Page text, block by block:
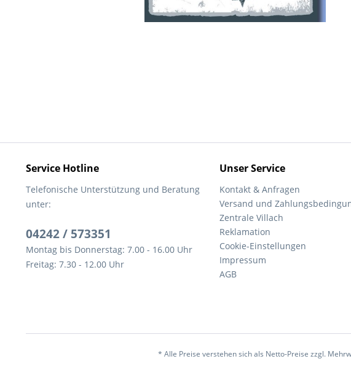
Service Hotline
Telefonische Unterstützung und Beratung
unter:
04242 / 573351
Montag bis Donnerstag: 7.00 - 16.00 Uhr
Freitag: 7.30 - 12.00 Uhr
Unser Service
Kontakt & Anfragen
Versand und
Zentrale Villach
Reklamation
Cookie-Einstellungen
Impressum
AGB
* Alle Preise verstehen sich als Netto-Preise zzgl.